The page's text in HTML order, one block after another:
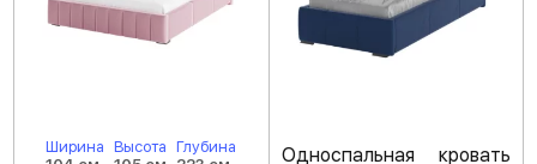
Ширина
Высота
Глубина
Односпальная кровать